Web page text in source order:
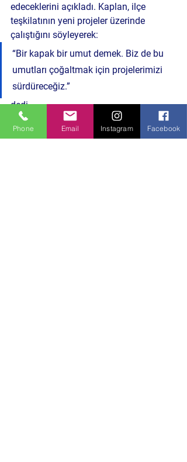
edeceklerini açıkladı. Kaplan, ilçe
teşkilatının yeni projeler üzerinde
çalıştığını söyleyerek:
“Bir kapak bir umut demek. Biz de bu
umutları çoğaltmak için projelerimizi
sürdüreceğiz.”
dedi.
Toplumsal dayanışmayı güçlendirmeyi
Phone Email Instagram Facebook